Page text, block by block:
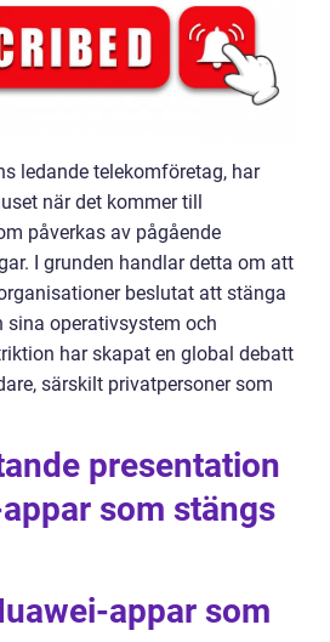
ledande telekomföretag, har
när det kommer till
påverkas av pågående
I grunden handlar detta om att
beslutat att stänga
sina operativsystem och
har skapat en global debatt
särskilt privatpersoner som
presentation
som stängs
appar som